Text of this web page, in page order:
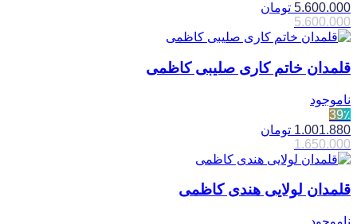
5.600.000 تومان
5.600.000
قلمدان خاتم کاری صلیبی کاظمی
ناموجود
39٪
1.001.880 تومان
1.650.000
قلمدان لولایی هندی کاظمی
ناموجود